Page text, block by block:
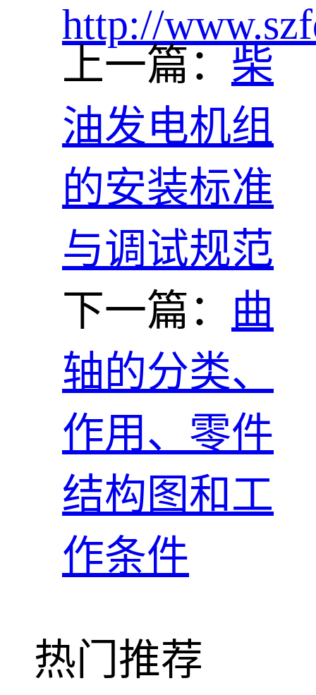
http://
上一篇： 柴
油发电机组
的安装标准
与调试规范
下一篇： 曲
轴的分类、
作用、零件
结构图和工
作条件
热门推荐